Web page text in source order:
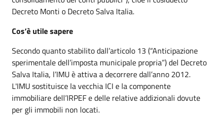
Decreto Monti o Decreto Salva Italia.
Cos’è utile sapere
Secondo quanto stabilito dall’articolo 13 (“Anticipazione
sperimentale dell’imposta municipale propria”) del Decreto
Salva Italia, l’IMU è attiva a decorrere dall’anno 2012.
L'IMU sostituisce la vecchia ICI e la componente
immobiliare dell’IRPEF e delle relative addizionali dovute
per gli immobili non locati.